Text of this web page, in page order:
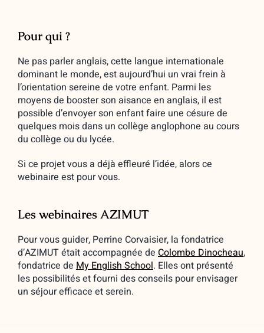
Pour qui ?
Ne pas parler anglais, cette langue internationale
dominant le monde, est aujourd’hui un vrai frein à
l’orientation sereine de votre enfant. Parmi les
moyens de booster son aisance en anglais, il est
possible d’envoyer son enfantfaire une césure de
quelques mois dans un collège anglophone au cours
du collège ou du lycée.
Si ce projet vous a déjà effleuré l’idée, alors ce
webinaire est pour vous.
Les webinaires AZIMUT
Pour vous guider, Perrine Corvaisier, la fondatrice
d’AZIMUT était accompagnée de Colombe Dinocheau,
fondatrice de My English School. Elles ont présenté
les possibilités et fourni des conseils pour envisager
un séjour efficace et serein.